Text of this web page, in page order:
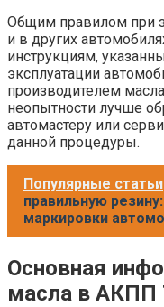
Общим правилом при
и в других
инструкциям,
эксплуатации
производителем
неопытности лучше
автомастеру или
данной процедуры.
Популярные статьи
правильную
маркировки
Основная
масла в АКПП